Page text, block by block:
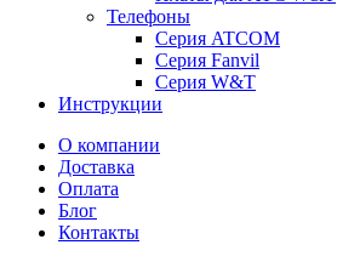
Телефоны
Серия ATCOM
Серия Fanvil
Серия W&T
Инструкции
О компании
Доставка
Оплата
Блог
Контакты